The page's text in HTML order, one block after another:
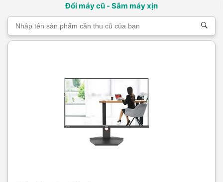
Đổi máy cũ - Sắm máy xịn